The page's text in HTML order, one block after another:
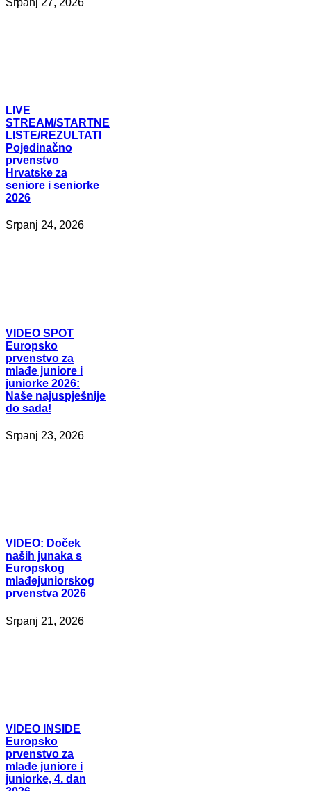
Srpanj 27, 2026
LIVE
STREAM/STARTNE
LISTE/REZULTATI
Pojedinačno
prvenstvo
Hrvatske za
seniore i seniorke
2026
Srpanj 24, 2026
VIDEO SPOT
Europsko
prvenstvo za
mlađe juniore i
juniorke 2026:
Naše najuspješnije
do sada!
Srpanj 23, 2026
VIDEO: Doček
naših junaka s
Europskog
mlađejuniorskog
prvenstva 2026
Srpanj 21, 2026
VIDEO INSIDE
Europsko
prvenstvo za
mlađe juniore i
juniorke, 4. dan